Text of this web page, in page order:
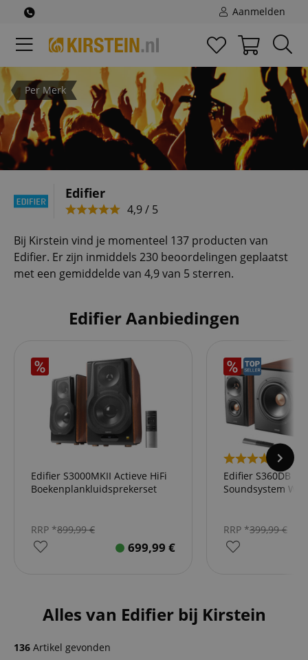
Aanmelden
Per Merk
Edifier
4,9 / 5
Bij Kirstein vind je momenteel 137 producten van
Edifier. Er zijn inmiddels 230 beoordelingen geplaatst
met een gemiddelde van 4,9 van 5 sterren.
Edifier Aanbiedingen
Edifier S3000MKII Actieve HiFi
Boekenplankluidsprekerset
RRP *899,99€
699,99 €
Edifier S360DB 2.1
Soundsystem
RRP *399,99€
Alles van Edifier bij Kirstein
136 Artikel gevonden